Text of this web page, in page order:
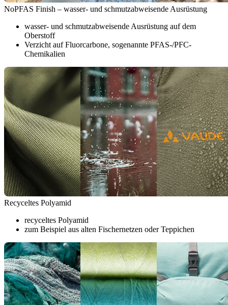
NoPFAS Finish – wasser- und schmutzabweisende Ausrüstung
wasser- und schmutzabweisende Ausrüstung auf dem
Oberstoff
Verzicht auf Fluorcarbone, sogenannte PFAS-/PFC-
Chemikalien
Recyceltes Polyamid
recyceltes Polyamid
zum Beispiel aus alten Fischernetzen oder Teppichen